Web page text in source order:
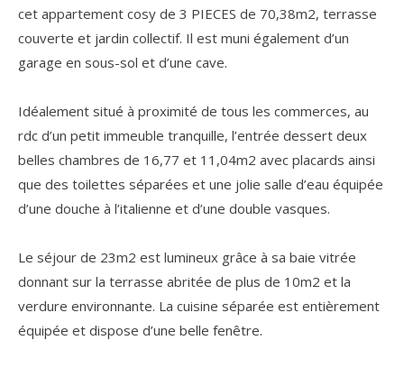
cet appartement cosy de 3 PIECES de 70,38m2, terrasse
couverte et jardin collectif. Il est muni également d’un
garage en sous-sol et d’une cave.
Idéalement situé à proximité de tous les commerces, au
rdc d’un petit immeuble tranquille, l’entrée dessert deux
belles chambres de 16,77 et 11,04m2 avec placards ainsi
que des toilettes séparées et une jolie salle d’eau équipée
d’une douche à l’italienne et d’une double vasques.
Le séjour de 23m2 est lumineux grâce à sa baie vitrée
donnant sur la terrasse abritée de plus de 10m2 et la
verdure environnante. La cuisine séparée est entièrement
équipée et dispose d’une belle fenêtre.